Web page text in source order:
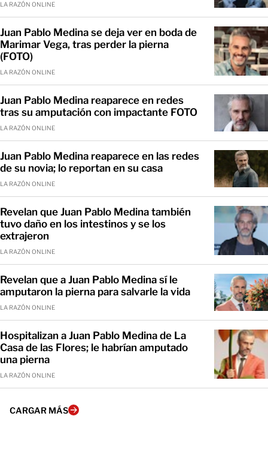
LA RAZÓN ONLINE
Juan Pablo Medina se deja ver en boda de
Marimar Vega, tras perder la pierna
(FOTO)
LA RAZÓN ONLINE
Juan Pablo Medina reaparece en redes
tras su amputación con impactante FOTO
LA RAZÓN ONLINE
Juan Pablo Medina reaparece en las redes
de su novia; lo reportan en su casa
LA RAZÓN ONLINE
Revelan que Juan Pablo Medina también
tuvo daño en los intestinos y se los
extrajeron
LA RAZÓN ONLINE
Revelan que a Juan Pablo Medina sí le
amputaron la pierna para salvarle la vida
LA RAZÓN ONLINE
Hospitalizan a Juan Pablo Medina de La
Casa de las Flores; le habrían amputado
una pierna
LA RAZÓN ONLINE
CARGAR MÁS